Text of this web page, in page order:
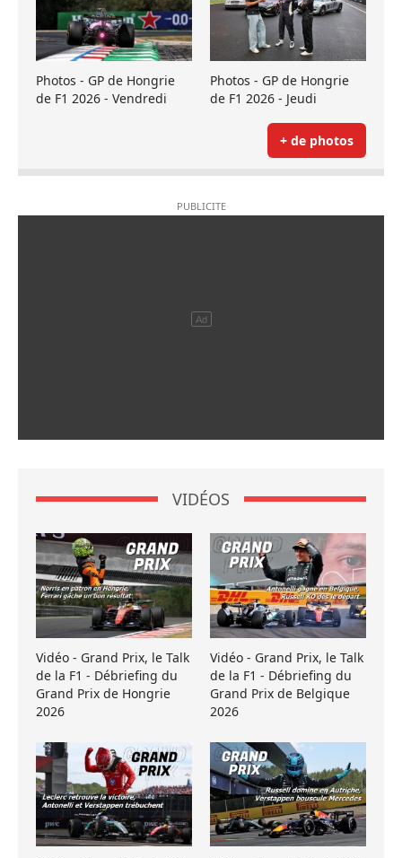
Photos - GP de Hongrie
de F1 2026 - Vendredi
Photos - GP de Hongrie
de F1 2026 - Jeudi
+ de photos
VIDÉOS
Vidéo - Grand Prix, le Talk
de la F1 - Débriefing du
Grand Prix de Hongrie
2026
Vidéo - Grand Prix, le Talk
de la F1 - Débriefing du
Grand Prix de Belgique
2026